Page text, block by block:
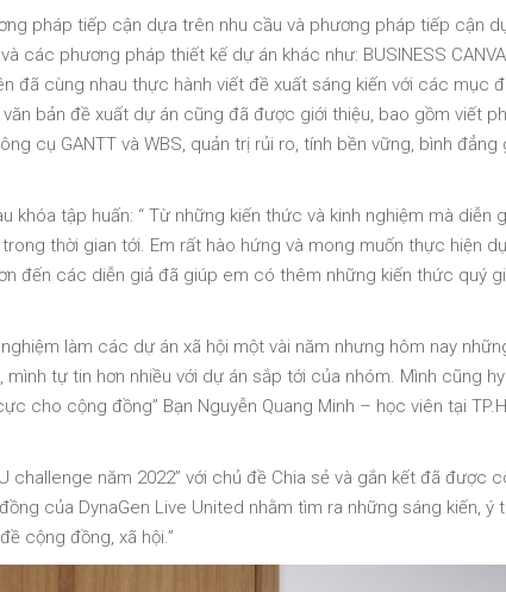
pháp tiếp cận dựa trên nhu cầu và phương pháp tiếp cận
các phương pháp thiết kế dự án khác như: BUSINESS
đã cùng nhau thực hành viết đề xuất sáng kiến với các mục
bản đề xuất dự án cũng đã được giới thiệu, bao gồm viết
cụ GANTT và WBS, quản trị rủi ro, tính bền vững, bình đẳng
khóa tập huấn: “ Từ những kiến thức và kinh nghiệm mà diễn
thời gian tới. Em rất hào hứng và mong muốn thực hiện
đến các diễn giả đã giúp em có thêm những kiến thức quý
làm các dự án xã hội một vài năm nhưng hôm nay
tự tin hơn nhiều với dự án sắp tới của nhóm. Mình cũng
cho cộng đồng” Bạn Nguyễn Quang Minh – học viên tại
challenge năm 2022” với chủ đề Chia sẻ và gắn kết đã được
của DynaGen Live United nhằm tìm ra những sáng kiến, ý
cộng đồng, xã hội.”